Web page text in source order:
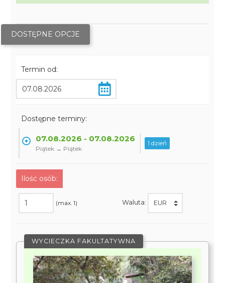
DOSTĘPNE OPCJE
Termin od:
Dostępne terminy:
07.08.2026 - 07.08.2026
Piątek → Piątek
1 dzień
Ilość osób:
(max. 1) Waluta:
WYCIECZKA FAKULTATYWNA